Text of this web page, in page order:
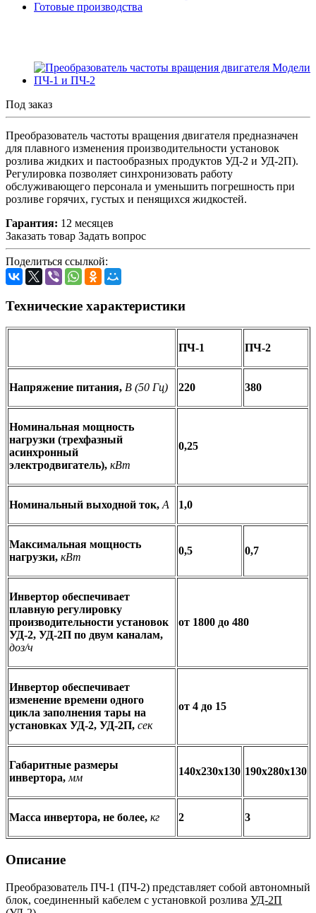
Готовые производства
Под заказ
Преобразователь частоты вращения двигателя предназначен
для плавного изменения производительности установок
розлива жидких и пастообразных продуктов УД-2 и УД-2П).
Регулировка позволяет синхронизовать работу
обслуживающего персонала и уменьшить погрешность при
розливе горячих, густых и пенящихся жидкостей.
Гарантия: 12 месяцев
Заказать товар Задать вопрос
Поделиться ссылкой:
Технические характеристики
ПЧ-1 ПЧ-2
Напряжение питания, В (50 Гц) 220 380
Номинальная мощность
нагрузки (трехфазный
асинхронный
электродвигатель), кВт
0,25
Номинальный выходной ток, А 1,0
Максимальная мощность
нагрузки, кВт
0,5 0,7
Инвертор обеспечивает
плавную регулировку
производительности установок
УД-2, УД-2П по двум каналам,
доз/ч
от 1800 до 480
Инвертор обеспечивает
изменение времени одного
цикла заполнения тары на
установках УД-2, УД-2П, сек
от 4 до 15
Габаритные размеры
инвертора, мм
140х230х130 190х280х130
Масса инвертора, не более, кг 2 3
Описание
Преобразователь ПЧ-1 (ПЧ-2) представляет собой автономный
блок, соединенный кабелем с установкой розлива УД-2П